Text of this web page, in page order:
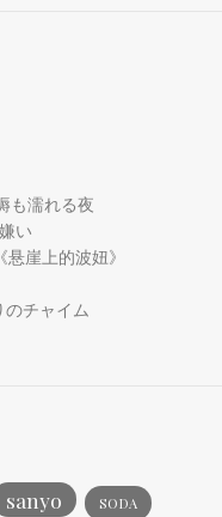
も濡れる夜
い
崖上的波妞》
のチャイム
sanyo SODA